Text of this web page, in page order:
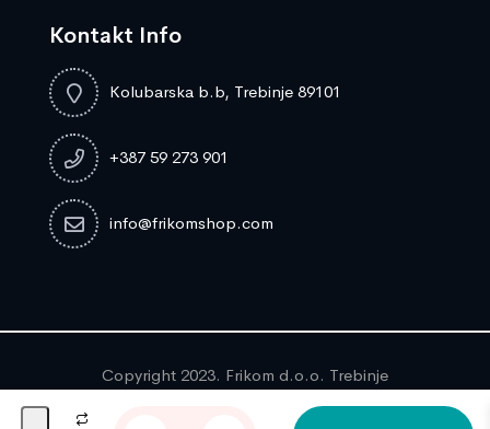
Kontakt Info
Kolubarska b.b, Trebinje 89101
+387 59 273 901
info@frikomshop.com
Copyright 2023. Frikom d.o.o. Trebinje